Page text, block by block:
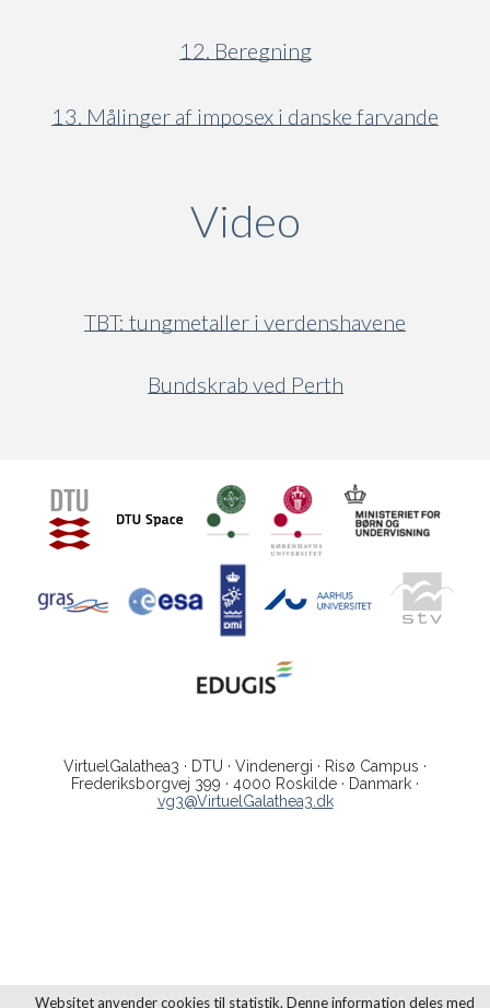
Websitet anvender cookies til statistik. Denne information deles med
12. Beregning
13. Målinger af imposex i danske farvande
Video
TBT: tungmetaller i verdenshavene
Bundskrab ved Perth
VirtuelGalathea3 · DTU · Vindenergi · Risø Campus ·
Frederiksborgvej 399 · 4000 Roskilde · Danmark ·
vg3@VirtuelGalathea3.dk